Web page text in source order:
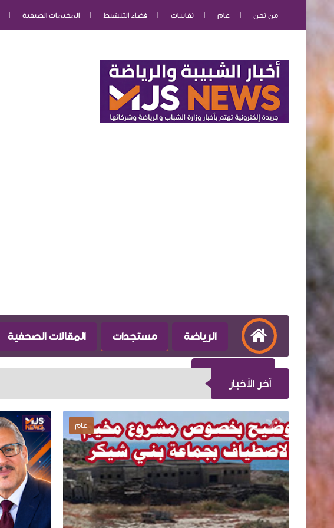
من نحن عام نقابيات فضاء التنشيط المخيمات الصيفية
اتصل بنا
الرياضة مستجدات المقالات الصحفية
صوت و صورة
آخر الأخبار
الرياضة